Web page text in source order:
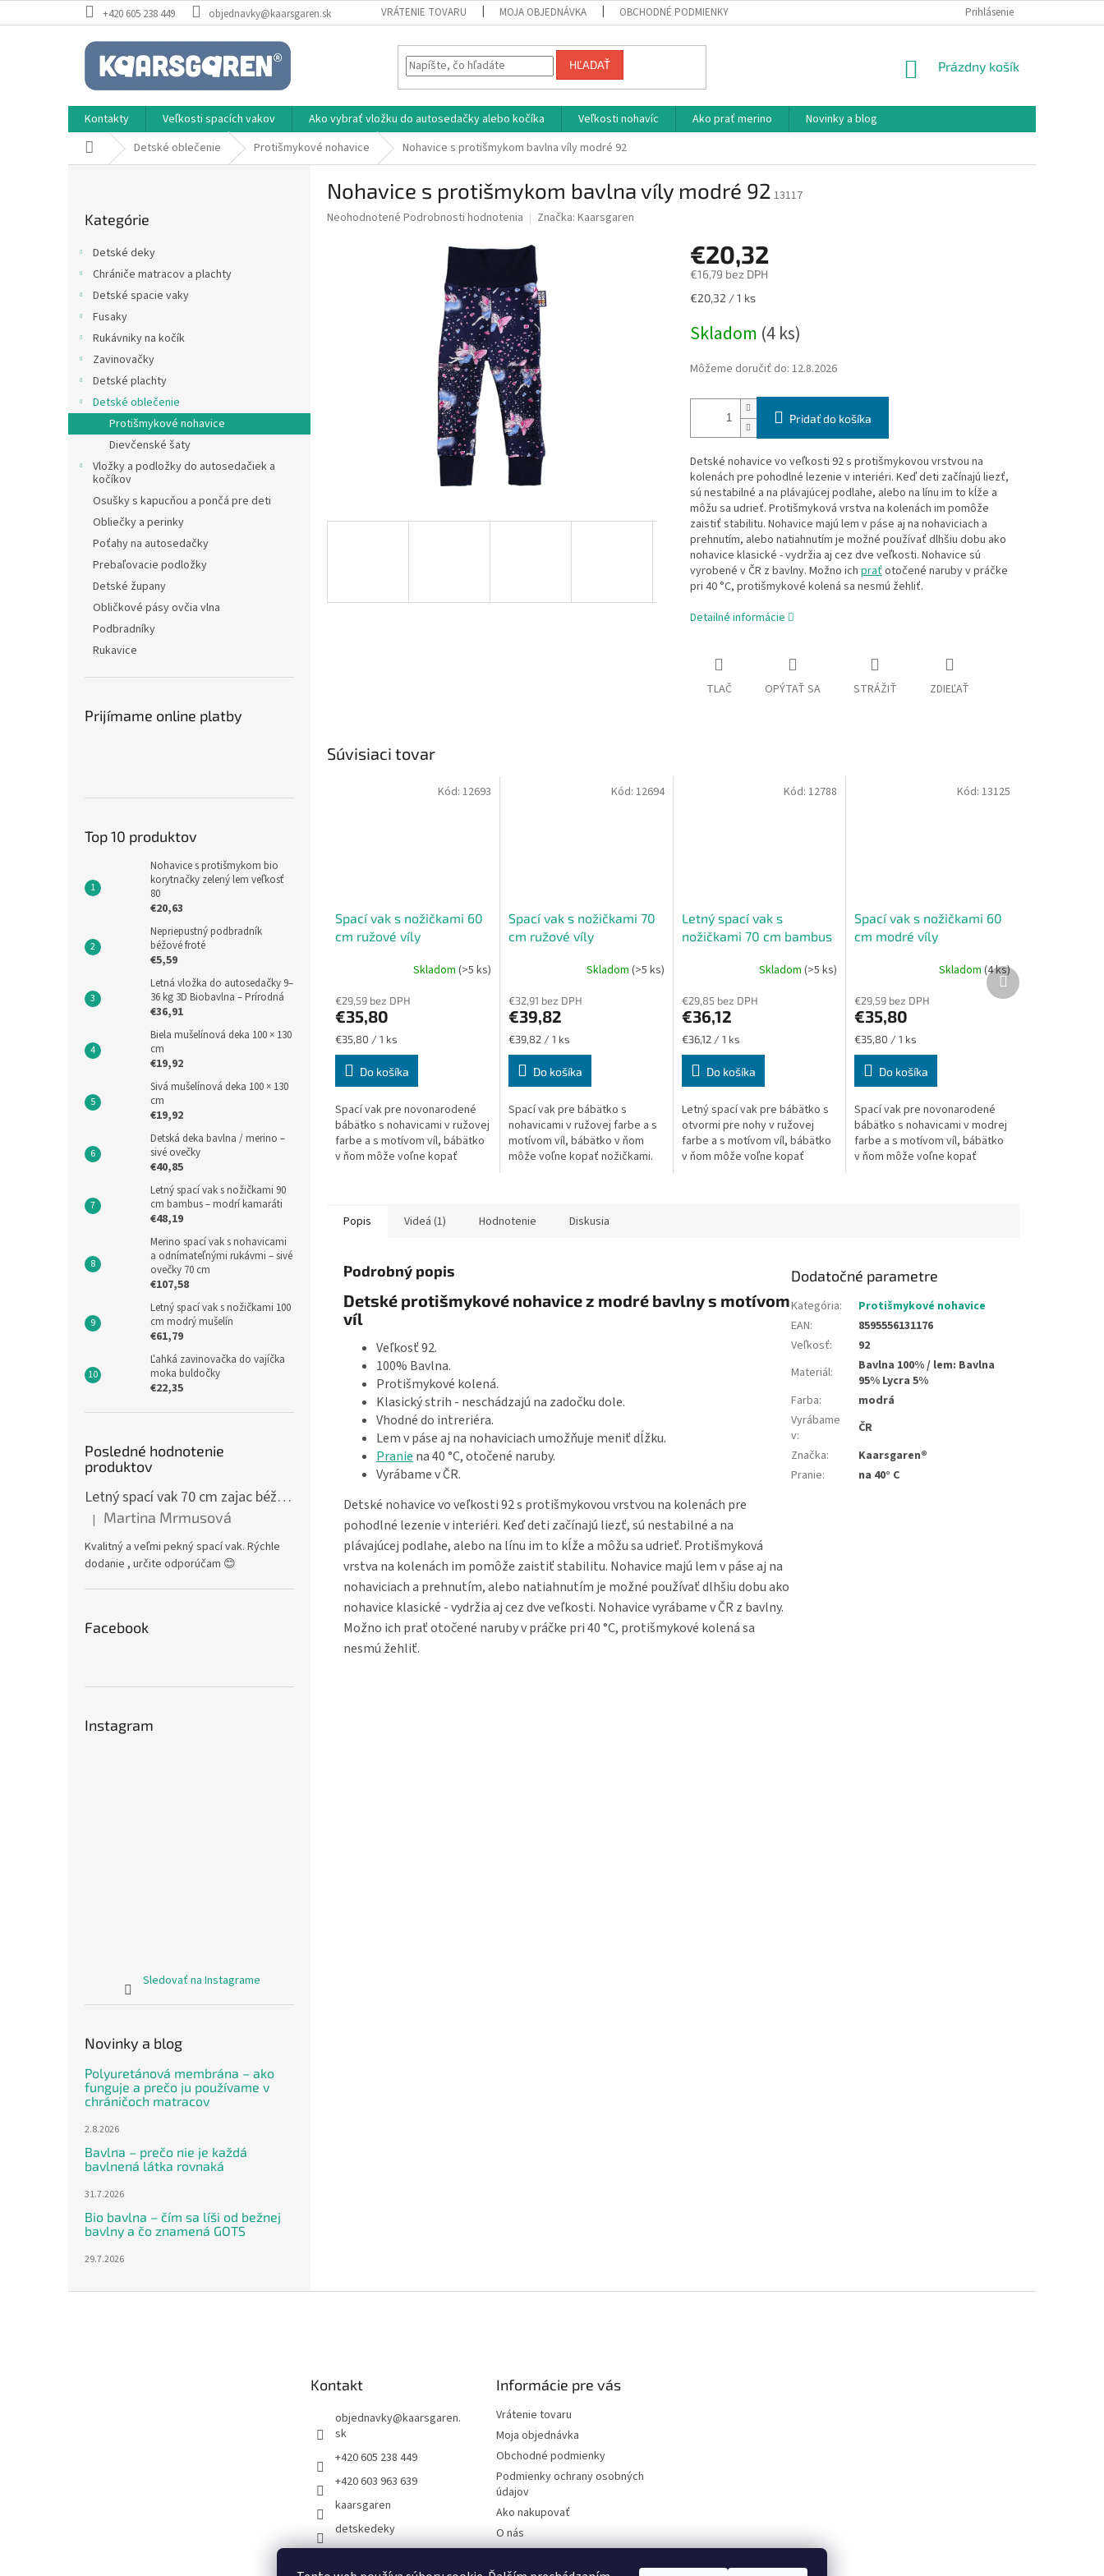
na
+420 605 238 449 objednavky@kaarsgaren.sk VRÁTENIE TOVARU MOJA OBJEDNÁVKA OBCHODNÉ PODMIENKY AKO NAKUPOVAŤ
Prihlásenie
HĽADAŤ
NÁKUPNÝ
Prázdny košík
Kontakty Veľkosti spacích vakov Ako vybrať vložku do autosedačky alebo kočíka Veľkosti nohavíc Ako prať merino
Novinky a blog
DomovDetské oblečenie Protišmykové nohavice Nohavice s protišmykom bavlna víly modré 92
kategórie
Kategórie
Detské deky
Chrániče matracov a plachty
Detské spacie vaky
Fusaky
Rukávniky na kočík
Zavinovačky
Detské plachty
Detské oblečenie
Protišmykové nohavice
Dievčenské šaty
Vložky a podložky do autosedačiek a
kočíkov
Osušky s kapucňou a pončá pre deti
Obliečky a perinky
Poťahy na autosedačky
Prebaľovacie podložky
Detské župany
Obličkové pásy ovčia vlna
Podbradníky
Rukavice
Prijímame online platby
Top 10 produktov
Nohavice s protišmykom bio
korytnačky zelený lem veľkosť
80
€20,63
Nepriepustný podbradník
béžové froté
€5,59
Letná vložka do autosedačky 9–
36 kg 3D Biobavlna – Prírodná
€36,91
Biela mušelínová deka 100 × 130
cm
€19,92
Sivá mušelínová deka 100 × 130
cm
€19,92
Detská deka bavlna / merino –
sivé ovečky
€40,85
Letný spací vak s nožičkami 90
cm bambus – modrí kamaráti
€48,19
Merino spací vak s nohavicami
a odnímateľnými rukávmi – sivé
ovečky 70 cm
€107,58
Letný spací vak s nožičkami 100
cm modrý mušelín
€61,79
Ľahká zavinovačka do vajíčka
moka buldočky
€22,35
Posledné hodnotenie
produktov
Letný spací vak 70 cm zajac béžový zips na boku
Hodnotenie produktu je 5 z 5 hviezdičiek.
| Martina Mrmusová
Kvalitný a veľmi pekný spací vak. Rýchle
dodanie , určite odporúčam 😊
Facebook
Instagram
Sledovať na Instagrame
Novinky a blog
Polyuretánová membrána – ako
funguje a prečo ju používame v
chráničoch matracov
2.8.2026
Bavlna – prečo nie je každá
bavlnená látka rovnaká
31.7.2026
Bio bavlna – čím sa líši od bežnej
bavlny a čo znamená GOTS
29.7.2026
Nohavice s protišmykom bavlna víly modré 92 13117
Priemerné
Neohodnotené Podrobnosti hodnotenia Značka: Kaarsgaren
€20,32
€16,79 bez DPH
Jednotková
€20,32 / 1 ks
Skladom (4 ks)
Môžeme doručiť do: 12.8.2026
Pridať do košíka
Detské nohavice vo veľkosti 92 s protišmykovou vrstvou na
kolenách pre pohodlné lezenie v interiéri. Keď deti začínajú liezť,
sú nestabilné a na plávajúcej podlahe, alebo na línu im to kĺže a
môžu sa udrieť. Protišmyková vrstva na kolenách im pomôže
zaistiť stabilitu. Nohavice majú lem v páse aj na nohaviciach a
prehnutím, alebo natiahnutím je možné používať dlhšiu dobu ako
nohavice klasické - vydržia aj cez dve veľkosti. Nohavice sú
vyrobené v ČR z bavlny. Možno ich praťotočené naruby v práčke
pri 40 °C, protišmykové kolená sa nesmú žehliť.
Detailné informácie
TLAČ OPÝTAŤ SA STRÁŽIŤ ZDIEĽAŤ
Súvisiaci tovar
Spací vak s nožičkami 60
cm ružové víly
Skladom (>5 ks)
€29,59 bez DPH
€35,80
Jednotková
cena:
€35,80 / 1 ks
Do košíka
Spací vak pre novonarodené
bábätko s nohavicami v ružovej
farbe a s motívom víl, bábätko
v ňom môže voľne kopať
Kód: 12693
Spací vak s nožičkami 70
cm ružové víly
produktu
je
5,0
hviezdičiek.
Skladom (>5 ks)
€32,91 bez DPH
€39,82
Jednotková
cena:
€39,82 / 1 ks
Do košíka
Spací vak pre bábätko s
nohavicami v ružovej farbe a s
motívom víl, bábätko v ňom
môže voľne kopať nožičkami.
Kód: 12694
Letný spací vak s
nožičkami 70 cm bambus
produktu
je
5,0
hviezdičiek.
Skladom(>5 ks)
€29,85 bez DPH
€36,12
Jednotková
cena:
€36,12 / 1 ks
Do košíka
Letný spací vak pre bábätko s
otvormi pre nohy v ružovej
farbe a s motívom víl, bábätko
v ňom môže voľne kopať
Kód:12788
Spací vak s nožičkami 60
cm modré víly
Skladom (4 ks)
€29,59 bez DPH
€35,80
Jednotková
cena:
€35,80 / 1 ks
Do košíka
Spací vak pre novonarodené
bábätko s nohavicami v modrej
farbe a s motívom víl, bábätko
v ňom môže voľne kopať
Kód: 13125
Ďalší
produkt
Popis Videá (1) Hodnotenie Diskusia
Podrobný popis
Detské protišmykové nohavice z modré bavlny s motívom
víl
Veľkosť 92.
100% Bavlna.
Protišmykové kolená.
Klasický strih - neschádzajú na zadočku dole.
Vhodné do intreriéra.
Lem v páse aj na nohaviciach umožňuje meniť dĺžku.
Pranie na 40 °C, otočené naruby.
Vyrábame v ČR.
Detské nohavice vo veľkosti 92 s protišmykovou vrstvou na kolenách pre
pohodlné lezenie v interiéri. Keď deti začínajú liezť, sú nestabilné a na
plávajúcej podlahe, alebo na línu im to kĺže a môžu sa udrieť. Protišmyková
vrstva na kolenách im pomôže zaistiť stabilitu. Nohavice majú lem v páse aj na
nohaviciach a prehnutím, alebo natiahnutím je možné používať dlhšiu dobu ako
nohavice klasické - vydržia aj cez dve veľkosti. Nohavice vyrábame v ČR z bavlny.
Možno ich prať otočené naruby v práčke pri 40 °C, protišmykové kolená sa
nesmú žehliť.
Dodatočné parametre
Kategória:
Protišmykové nohavice
EAN:
8595556131176
Veľkosť:
92
Materiál:
Bavlna 100% / lem: Bavlna
95% Lycra 5%
Farba:
modrá
Vyrábame
v:
ČR
Značka:
Kaarsgaren®
Pranie: na 40° C
Kontakt
objednavky@kaarsgaren.
sk
+420 605 238 449
+420 603 963 639
kaarsgaren
detskedeky
Kaarsgaren Textile
Informácie pre vás
Vrátenie tovaru
Moja objednávka
Obchodné podmienky
Podmienky ochrany osobných
údajov
Ako nakupovať
O nás